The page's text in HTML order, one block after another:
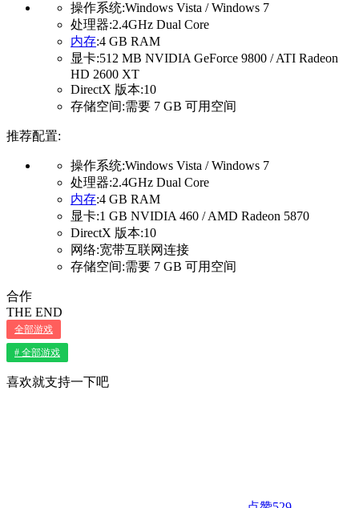
操作系统:Windows Vista / Windows 7
处理器:2.4GHz Dual Core
内存:4 GB RAM
显卡:512 MB NVIDIA GeForce 9800 / ATI Radeon
HD 2600 XT
DirectX 版本:10
存储空间:需要 7 GB 可用空间
推荐配置:
操作系统:Windows Vista / Windows 7
处理器:2.4GHz Dual Core
内存:4 GB RAM
显卡:1 GB NVIDIA 460 / AMD Radeon 5870
DirectX 版本:10
网络:宽带互联网连接
存储空间:需要 7 GB 可用空间
合作
THE END
全部游戏
# 全部游戏
喜欢就支持一下吧